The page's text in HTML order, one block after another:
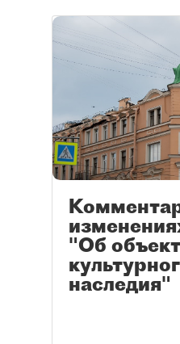
"Об
наследия"